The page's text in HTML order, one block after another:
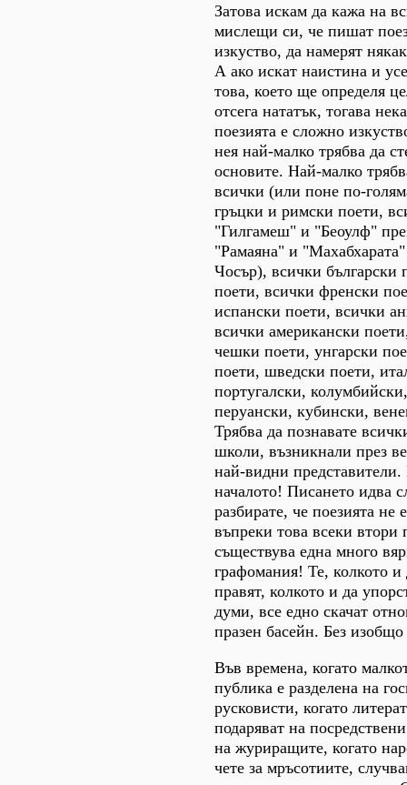
Затова искам да кажа на
мислещи си, че пишат
изкуство, да намерят
А ако искат наистина и
това, което ще определя
отсега нататък, тогава
поезията е сложно
нея най-малко трябва да
основите. Най-малко
всички (или поне по-
гръцки и римски поети,
"Гилгамеш" и "Беоулф"
"Рамаяна" и
Чосър), всички български
поети, всички френски
испански поети, всички
всички американски
чешки поети, унгарски
поети, шведски поети,
португалски,
перуански, кубински,
Трябва да познавате
школи, възникнали през
най-видни
началото! Писането идва
разбирате, че поезията не
въпреки това всеки втори
съществува една много
графомания! Те, колкото и
правят, колкото и да
думи, все едно скачат
празен басейн. Без изобщо
Във времена, когато
публика е разделена на
русковисти, когато
подаряват на
на журиращите, когато
чете за мръсотиите,